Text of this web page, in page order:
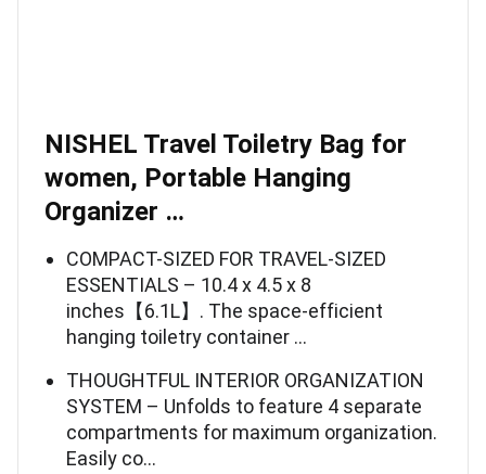
NISHEL Travel Toiletry Bag for
women, Portable Hanging
Organizer …
COMPACT-SIZED FOR TRAVEL-SIZED
ESSENTIALS – 10.4 x 4.5 x 8
inches【6.1L】. The space-efficient
hanging toiletry container …
THOUGHTFUL INTERIOR ORGANIZATION
SYSTEM – Unfolds to feature 4 separate
compartments for maximum organization.
Easily co…